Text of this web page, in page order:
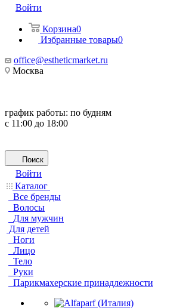
Войти
Корзина0
Избранные товары0
office@estheticmarket.ru
Москва
график работы: по будням
с 11:00 до 18:00
Поиск
Войти
Каталог
Все бренды
Волосы
Для мужчин
Для детей
Ноги
Лицо
Тело
Руки
Парикмахерские принадлежности